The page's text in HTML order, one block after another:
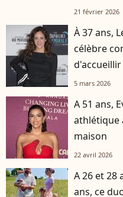
21 février 2026
À 37 ans,
célèbre
5 mars 2026
A 51 ans,
athlétique
maison
22 avril 2026
A 26 et 28
ans, ce